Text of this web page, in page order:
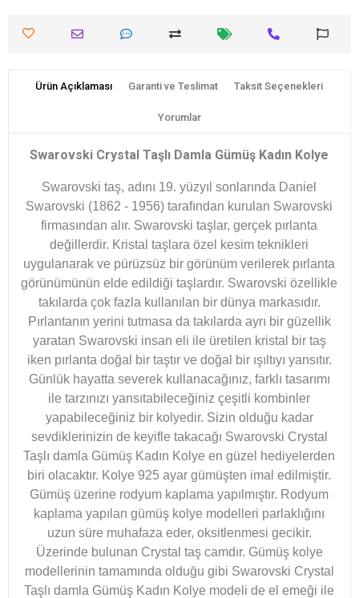
Ürün Açıklaması Garanti ve Teslimat Taksit Seçenekleri
Yorumlar
Swarovski Crystal Taşlı Damla Gümüş Kadın Kolye
Swarovski taş, adını 19. yüzyıl sonlarında Daniel
Swarovski (1862 - 1956) tarafından kurulan Swarovski
firmasından alır. Swarovski taşlar, gerçek pırlanta
değillerdir. Kristal taşlara özel kesim teknikleri
uygulanarak ve pürüzsüz bir görünüm verilerek pırlanta
görünümünün elde edildiği taşlardır. Swarovski özellikle
takılarda çok fazla kullanılan bir dünya markasıdır.
Pırlantanın yerini tutmasa da takılarda ayrı bir güzellik
yaratan Swarovski insan eli ile üretilen kristal bir taş
iken pırlanta doğal bir taştır ve doğal bir ışıltıyı yansıtır.
Günlük hayatta severek kullanacağınız, farklı tasarımı
ile tarzınızı yansıtabileceğiniz çeşitli kombinler
yapabileceğiniz bir kolyedir. Sizin olduğu kadar
sevdiklerinizin de keyifle takacağı Swarovski Crystal
Taşlı damla Gümüş Kadın Kolye en güzel hediyelerden
biri olacaktır. Kolye 925 ayar gümüşten imal edilmiştir.
Gümüş üzerine rodyum kaplama yapılmıştır. Rodyum
kaplama yapılan gümüş kolye modelleri parlaklığını
uzun süre muhafaza eder, oksitlenmesi gecikir.
Üzerinde bulunan Crystal taş camdır. Gümüş kolye
modellerinin tamamında olduğu gibi Swarovski Crystal
Taşlı damla Gümüş Kadın Kolye modeli de el emeği ile